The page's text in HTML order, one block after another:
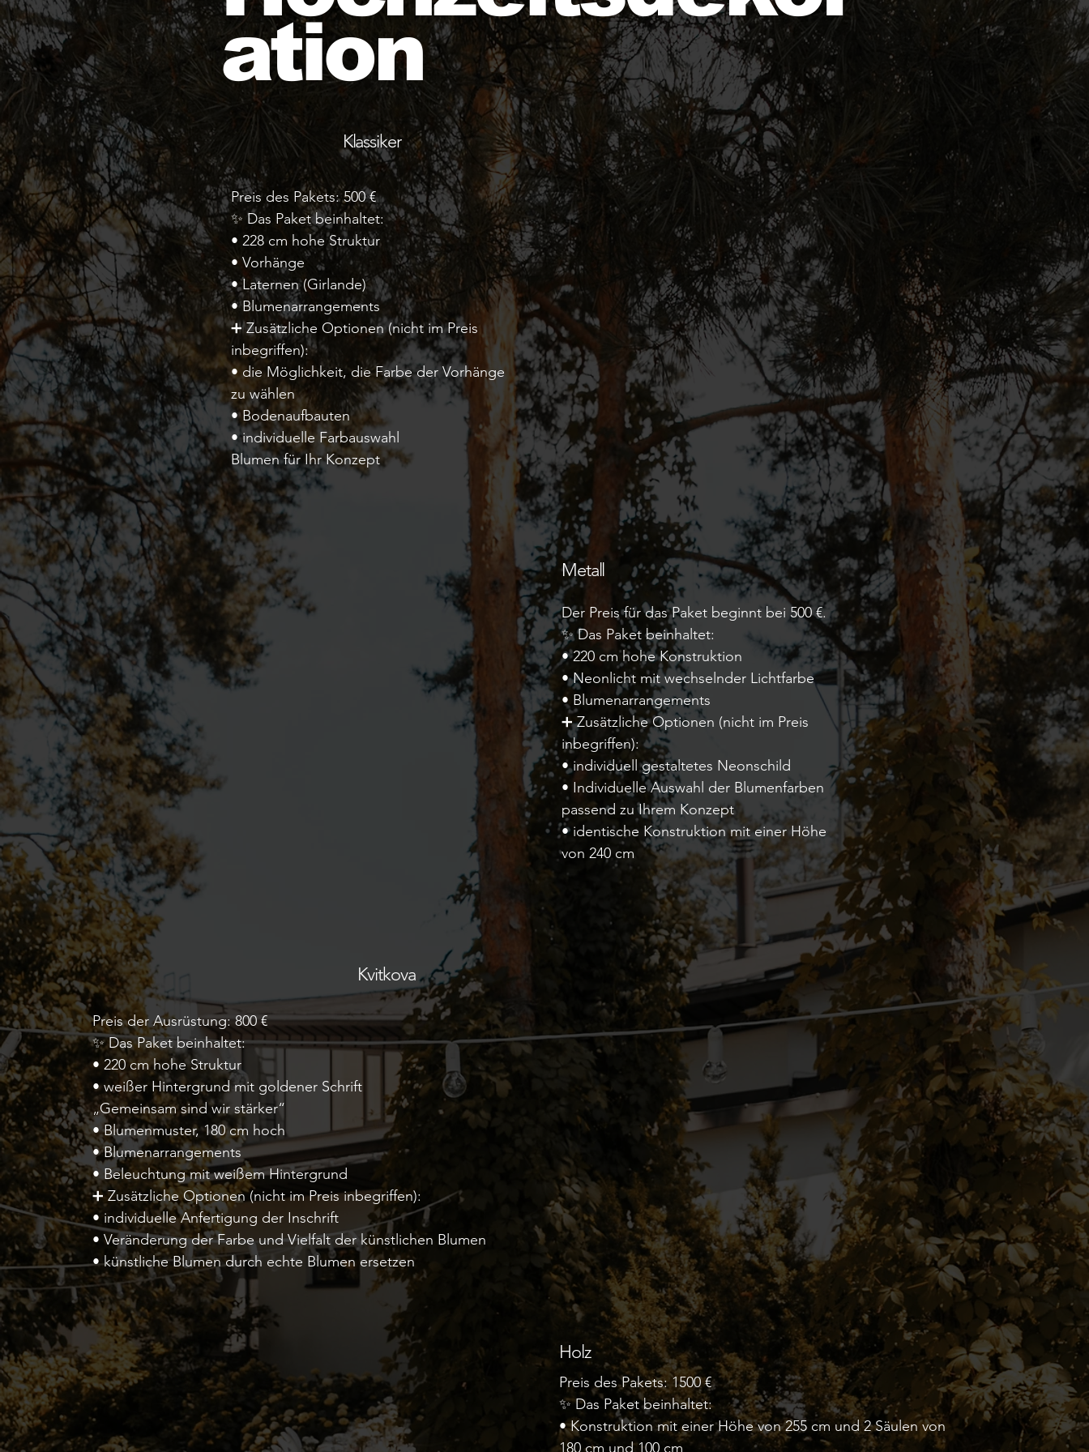
ation
Klassiker
Preis des Pakets: 500 €
✨ Das Paket beinhaltet:
• 228 cm hohe Struktur
• Vorhänge
• Laternen (Girlande)
• Blumenarrangements
➕ Zusätzliche Optionen (nicht im Preis
inbegriffen):
• die Möglichkeit, die Farbe der Vorhänge
zu wählen
• Bodenaufbauten
• individuelle Farbauswahl
Blumen für Ihr Konzept
Metall
Der Preis für das Paket beginnt bei 500 €.
✨ Das Paket beinhaltet:
• 220 cm hohe Konstruktion
• Neonlicht mit wechselnder Lichtfarbe
• Blumenarrangements
➕ Zusätzliche Optionen (nicht im Preis
inbegriffen):
• individuell gestaltetes Neonschild
• Individuelle Auswahl der Blumenfarben
passend zu Ihrem Konzept
• identische Konstruktion mit einer Höhe
von 240 cm
Kvitkova
Preis der Ausrüstung: 800 €
✨ Das Paket beinhaltet:
• 220 cm hohe Struktur
• weißer Hintergrund mit goldener Schrift
„Gemeinsam sind wir stärker“
• Blumenmuster, 180 cm hoch
• Blumenarrangements
• Beleuchtung mit weißem Hintergrund
➕ Zusätzliche Optionen (nicht im Preis inbegriffen):
• individuelle Anfertigung der Inschrift
• Veränderung der Farbe und Vielfalt der künstlichen Blumen
• künstliche Blumen durch echte Blumen ersetzen
Holz
Preis des Pakets: 1500 €
✨ Das Paket beinhaltet:
• Konstruktion mit einer Höhe von 255 cm und 2 Säulen von
180 cm und 100 cm